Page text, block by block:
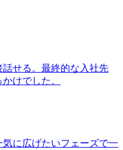
せる。最終的な入社先
けでした。
に広げたいフェーズで一